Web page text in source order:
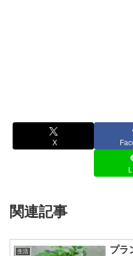
X
関連記事
生活
プラ